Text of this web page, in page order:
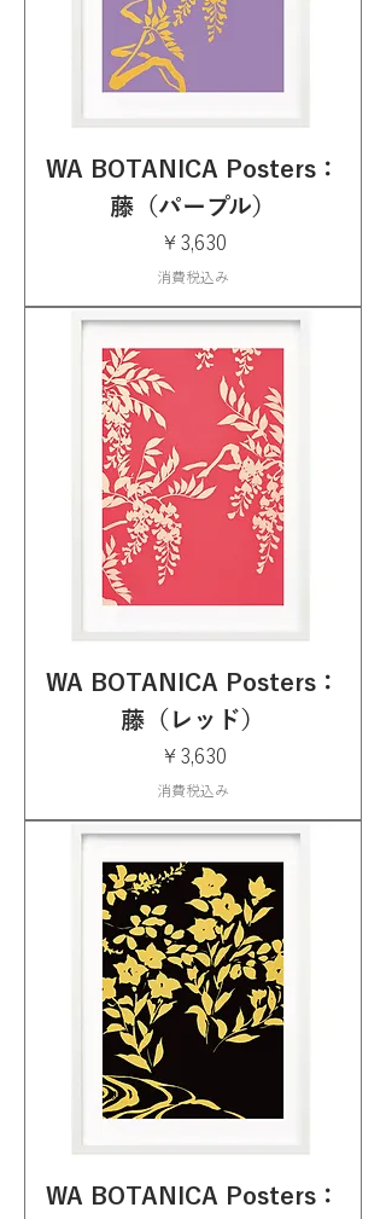
WA BOTANICA Posters：
藤（パープル）
価格
￥3,630
消費税込み
WA BOTANICA Posters：
藤（レッド）
価格
￥3,630
消費税込み
WA BOTANICA Posters：